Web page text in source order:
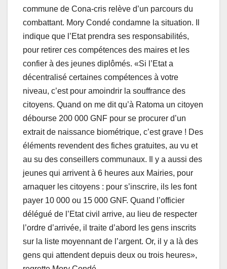
commune de Cona-cris relève d’un parcours du
combattant. Mory Condé condamne la situation. Il
indique que l’Etat prendra ses responsabilités,
pour retirer ces compétences des maires et les
confier à des jeunes diplômés. «Si l’Etat a
décentralisé certaines compétences à votre
niveau, c’est pour amoindrir la souffrance des
citoyens. Quand on me dit qu’à Ratoma un citoyen
débourse 200 000 GNF pour se procurer d’un
extrait de naissance biométrique, c’est grave ! Des
éléments revendent des fiches gratuites, au vu et
au su des conseillers communaux. Il y a aussi des
jeunes qui arrivent à 6 heures aux Mairies, pour
arnaquer les citoyens : pour s’inscrire, ils les font
payer 10 000 ou 15 000 GNF. Quand l’officier
délégué de l’Etat civil arrive, au lieu de respecter
l’ordre d’arrivée, il traite d’abord les gens inscrits
sur la liste moyennant de l’argent. Or, il y a là des
gens qui attendent depuis deux ou trois heures»,